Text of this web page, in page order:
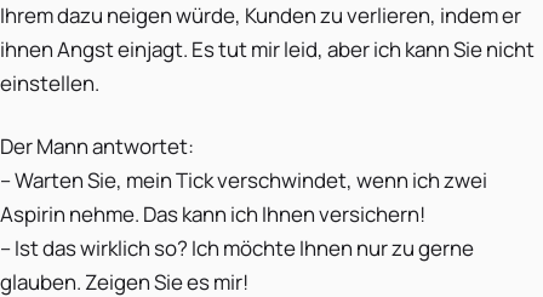
Ihrem dazu neigen würde, Kunden zu verlieren, indem er
ihnen Angst einjagt. Es tut mir leid, aber ich kann Sie nicht
einstellen.
Der Mann antwortet:
– Warten Sie, mein Tick verschwindet, wenn ich zwei
Aspirin nehme. Das kann ich Ihnen versichern!
– Ist das wirklich so? Ich möchte Ihnen nur zu gerne
glauben. Zeigen Sie es mir!